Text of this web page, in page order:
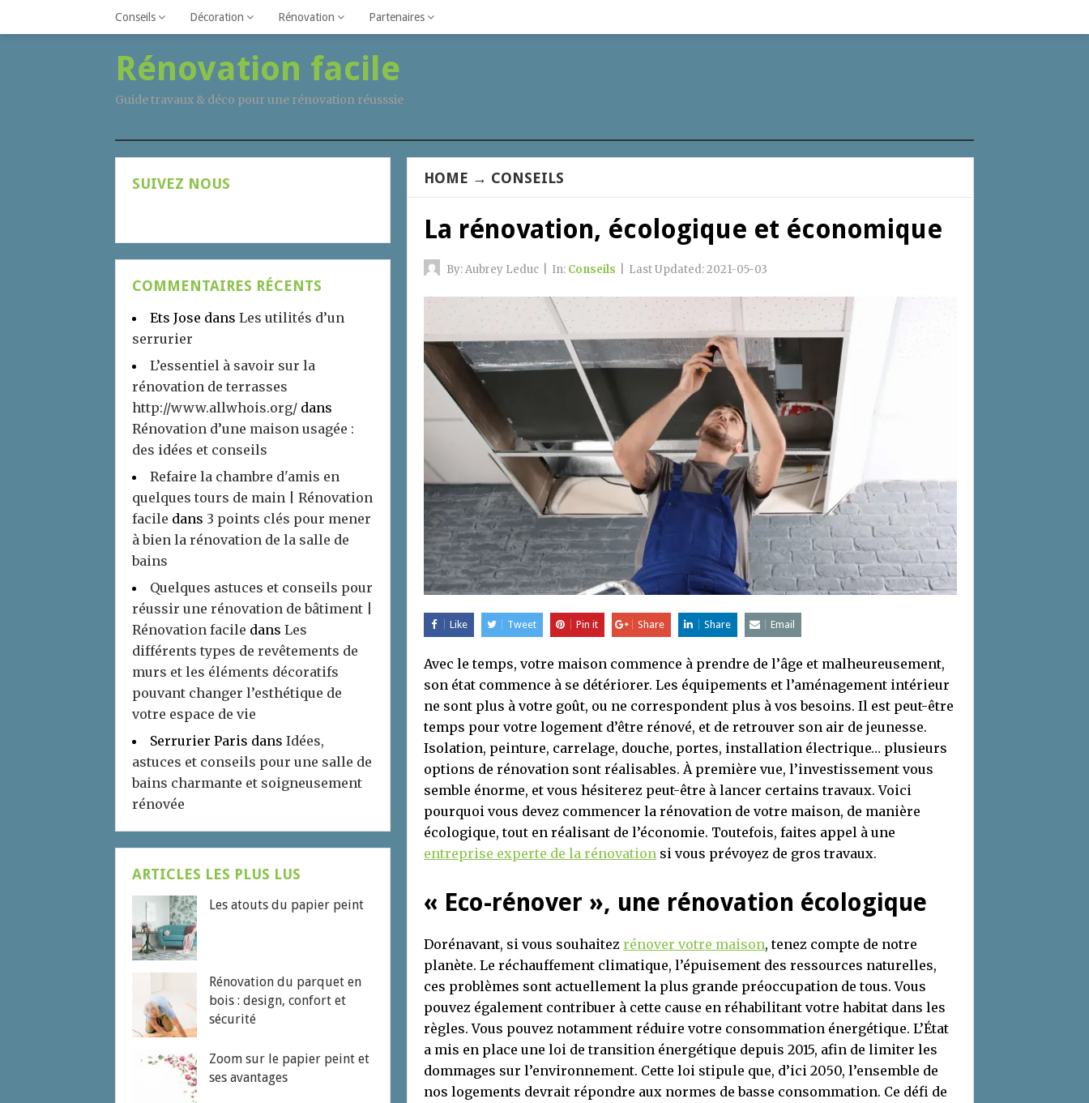
Conseils Décoration Rénovation Partenaires
Rénovation facile
Guide travaux & déco pour une rénovation réusssie
HOME → CONSEILS
La rénovation, écologique et économique
By:Aubrey Leduc In: Conseils Last Updated:2021-05-03
Like Tweet Pin it Share Share Email
Avec le temps, votre maison commence à prendre de l’âge et malheureusement,
son état commence à se détériorer. Les équipements et l’aménagement intérieur
ne sont plus à votre goût, ou ne correspondent plus à vos besoins. Il est peut-être
temps pour votre logement d’être rénové, et de retrouver son air de jeunesse.
Isolation, peinture, carrelage, douche, portes, installation électrique… plusieurs
options de rénovation sont réalisables. À première vue, l’investissement vous
semble énorme, et vous hésiterez peut-être à lancer certains travaux. Voici
pourquoi vous devez commencer la rénovation de votre maison, de manière
écologique, tout en réalisant de l’économie. Toutefois, faites appel à une
entreprise experte de la rénovation si vous prévoyez de gros travaux.
« Eco-rénover », une rénovation écologique
Dorénavant, si vous souhaitez rénover votre maison, tenez compte de notre
planète. Le réchauffement climatique, l’épuisement des ressources naturelles,
ces problèmes sont actuellement la plus grande préoccupation de tous. Vous
pouvez également contribuer à cette cause en réhabilitant votre habitat dans les
règles. Vous pouvez notamment réduire votre consommation énergétique. L’État
a mis en place une loi de transition énergétique depuis 2015, afin de limiter les
dommages sur l’environnement. Cette loi stipule que, d’ici 2050, l’ensemble de
nos logements devrait répondre aux normes de basse consommation. Ce défi de
SUIVEZ NOUS
COMMENTAIRES RÉCENTS
Ets Jose dans Les utilités d’un
serrurier
L’essentiel à savoir sur la
rénovation de terrasses
http://www.allwhois.org/ dans
Rénovation d’une maison usagée :
des idées et conseils
Refaire la chambre d'amis en
quelques tours de main | Rénovation
facile dans 3 points clés pour mener
à bien la rénovation de la salle de
bains
Quelques astuces et conseils pour
réussir une rénovation de bâtiment |
Rénovation facile dans Les
différents types de revêtements de
murs et les éléments décoratifs
pouvant changer l’esthétique de
votre espace de vie
Serrurier Paris dans Idées,
astuces et conseils pour une salle de
bains charmante et soigneusement
rénovée
ARTICLES LES PLUS LUS
Les atouts du papier peint
Rénovation du parquet en
bois : design, confort et
sécurité
Zoom sur le papier peint et
ses avantages